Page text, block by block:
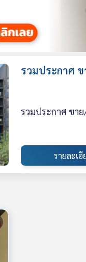
รวมประกาศ
รวมประกาศ ขา
รายละเอี